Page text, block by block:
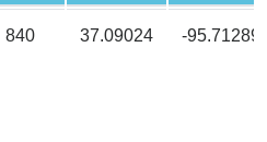
840 37.09024 -